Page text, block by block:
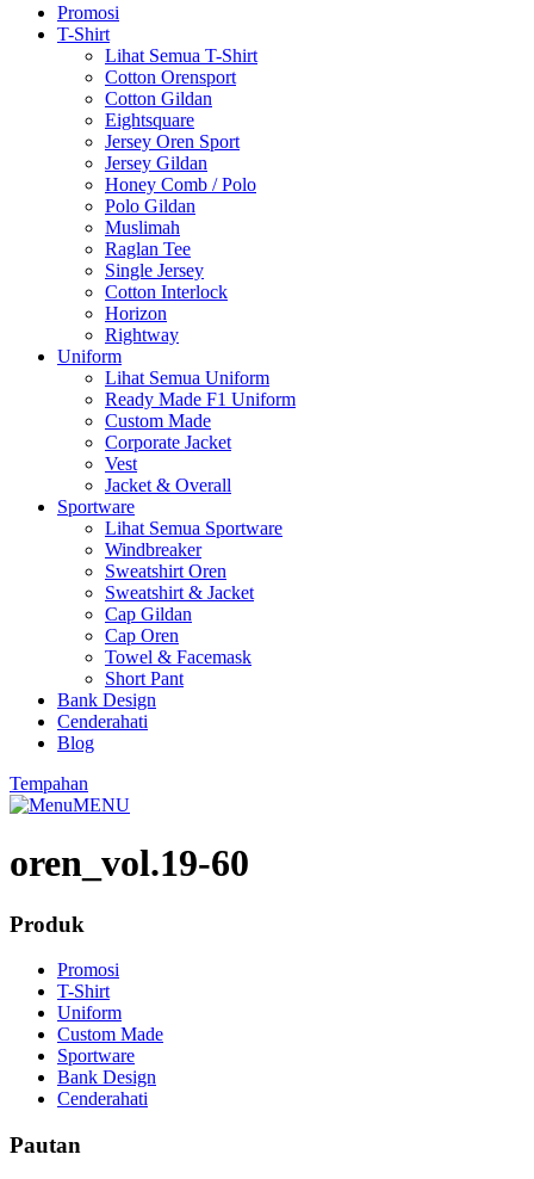
Promosi
T-Shirt
Lihat Semua T-Shirt
Cotton Orensport
Cotton Gildan
Eightsquare
Jersey Oren Sport
Jersey Gildan
Honey Comb / Polo
Polo Gildan
Muslimah
Raglan Tee
Single Jersey
Cotton Interlock
Horizon
Rightway
Uniform
Lihat Semua Uniform
Ready Made F1 Uniform
Custom Made
Corporate Jacket
Vest
Jacket & Overall
Sportware
Lihat Semua Sportware
Windbreaker
Sweatshirt Oren
Sweatshirt & Jacket
Cap Gildan
Cap Oren
Towel & Facemask
Short Pant
Bank Design
Cenderahati
Blog
Tempahan
MENU
oren_vol.19-60
Produk
Promosi
T-Shirt
Uniform
Custom Made
Sportware
Bank Design
Cenderahati
Pautan